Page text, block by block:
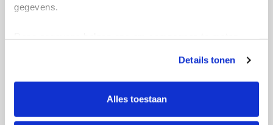
gegevens.
tonen. Je kunt je toestemming op elk moment wijzigen of
intrekken via Cookie instellingen onderaan de pagina. De
lijst met cookies is te vinden in het tabblad “details”.
Details tonen
Alles toestaan